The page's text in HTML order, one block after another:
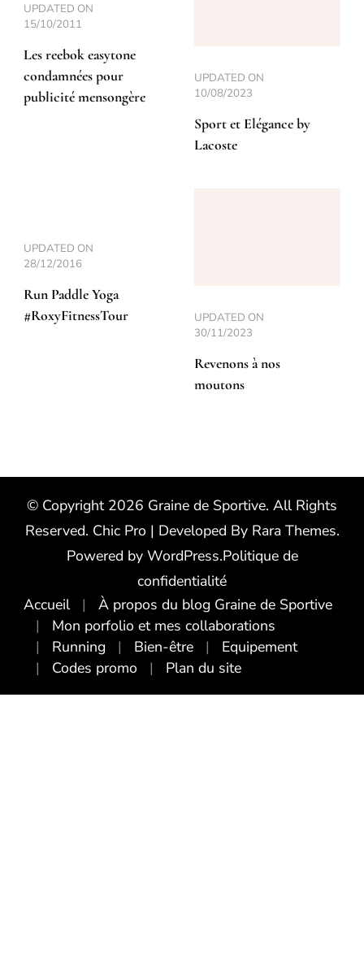
UPDATED ON
15/10/2011
Les reebok easytone
condamnées pour
publicité mensongère
UPDATED ON
10/08/2023
Sport et Elégance by
Lacoste
UPDATED ON
28/12/2016
Run Paddle Yoga
#RoxyFitnessTour
UPDATED ON
30/11/2023
Revenons à nos
moutons
© Copyright 2026 Graine de Sportive. All Rights
Reserved. Chic Pro | Developed By Rara Themes.
Powered by WordPress.Politique de
confidentialité
Accueil
À propos du blog Graine de Sportive
Mon porfolio et mes collaborations
Running
Bien-être
Equipement
Codes promo
Plan du site